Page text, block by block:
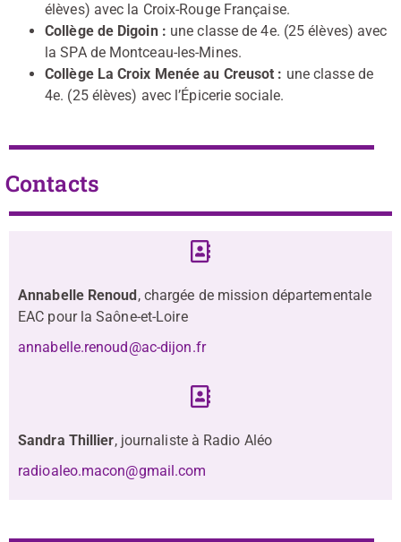
élèves) avec la Croix-Rouge Française.
Collège de Digoin : une classe de 4e. (25 élèves) avec
la SPA de Montceau-les-Mines.
Collège La Croix Menée au Creusot : une classe de
4e. (25 élèves) avec l’Épicerie sociale.
Contacts
Annabelle Renoud, chargée de mission départementale
EAC pour la Saône-et-Loire
annabelle.renoud@ac-dijon.fr
Sandra Thillier, journaliste à Radio Aléo
radioaleo.macon@gmail.com